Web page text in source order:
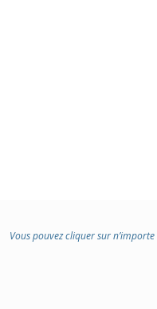
Vous pouvez cliquer sur